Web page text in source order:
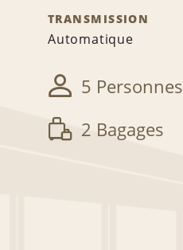
TRANSMISSION
Automatique
5 Personnes
2 Bagages